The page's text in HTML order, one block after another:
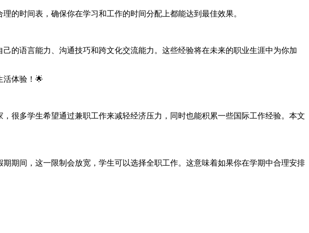
的时间表，确保你在学习和工作的时间分配上都能达到最佳效果。
的语言能力、沟通技巧和跨文化交流能力。这些经验将在未来的职业生涯中为你加
活体验！🌟
很多学生希望通过兼职工作来减轻经济压力，同时也能积累一些国际工作经验。本文
期期间，这一限制会放宽，学生可以选择全职工作。这意味着如果你在学期中合理安排